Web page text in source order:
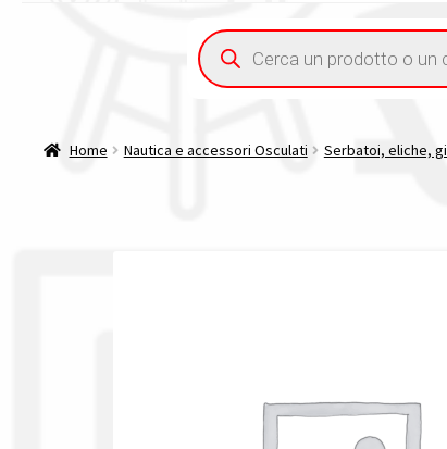
Acquisto iva 4% (agevolata)Chi siamo
Spedizioni in europaSpedizioni in italiaTutte le
Ricerca
prodotti
Home Nautica e accessori Osculati Serbatoi, eliche,